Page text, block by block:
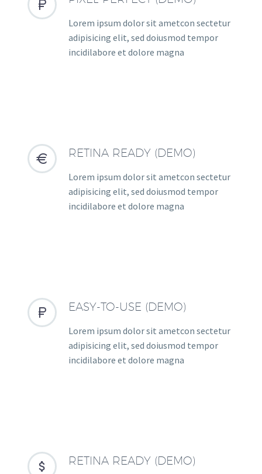


Lorem ipsum dolor sit ametcon sectetur
adipisicing elit, sed doiusmod tempor
incidilabore et dolore magna

 RETINA READY (DEMO)
Lorem ipsum dolor sit ametcon sectetur
adipisicing elit, sed doiusmod tempor
incidilabore et dolore magna

 EASY-TO-USE (DEMO)
Lorem ipsum dolor sit ametcon sectetur
adipisicing elit, sed doiusmod tempor
incidilabore et dolore magna

 RETINA READY (DEMO)